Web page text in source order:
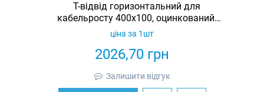
Т-відвід горизонтальний для
кабельросту 400х100, оцинкований,
Ardic
2026,70 грн
ціна за 1шт
Залишити відгук